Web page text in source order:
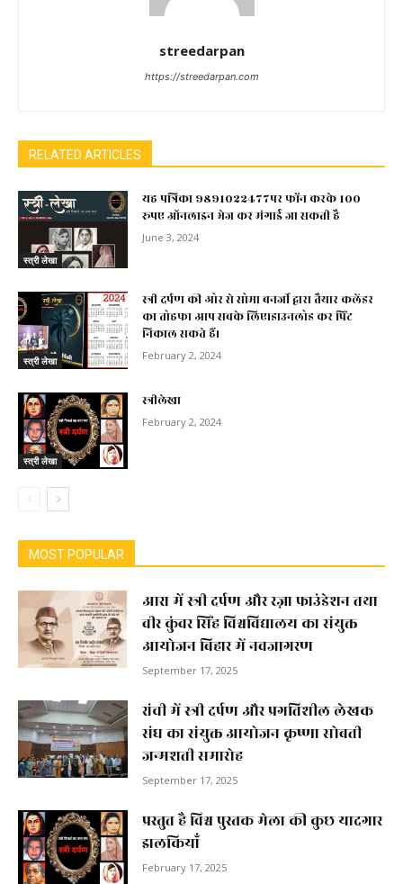
streedarpan
https://streedarpan.com
RELATED ARTICLES
स्त्री लेखा
यह पत्रिका 9891022477पर फोंन करके 100
रूपए ऑनलाइन भेज कर मंगाई जा सकती है
June 3, 2024
स्त्री लेखा
स्त्री दर्पण की ओर से सोमा बनर्जी द्वारा तैयार कलेंडर
का तोहफा आप सबके लिए।डाउनलोड कर प्रिंट
निकाल सकते हैं।
February 2, 2024
स्त्री लेखा
स्त्रीलेखा
February 2, 2024
MOST POPULAR
आरा में स्त्री दर्पण और रज़ा फाउंडेशन तथा
वीर कुंवर सिंह विश्वविद्यालय का संयुक्त
आयोजन बिहार में नवजागरण
September 17, 2025
रांची में स्त्री दर्पण और प्रगतिशील लेखक
संघ का संयुक्त आयोजन कृष्णा सोबती
जन्मशती समारोह
September 17, 2025
प्रस्तुत है विश्व पुस्तक मेला की कुछ यादगार
झलकियाॅं
February 17, 2025